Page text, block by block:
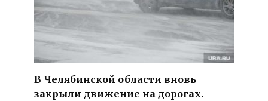
В Челябинской области вновь
закрыли движение на дорогах.